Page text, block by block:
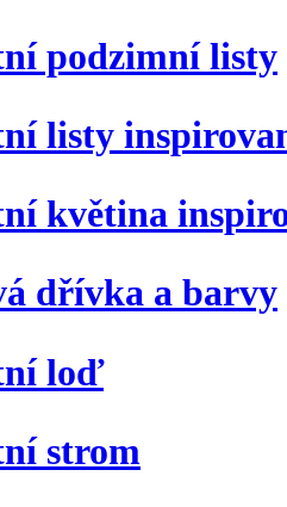
podzimní listy
listy
květina
dřívka a barvy
loď
strom